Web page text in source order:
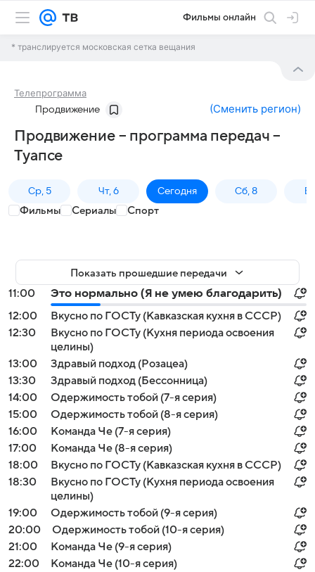
Фильмы онлайн
* транслируется московская сетка вещания
Телепрограмма
Продвижение (Сменить регион)
Продвижение – программа передач –
Туапсе
Ср, 5 Чт, 6 Сегодня Сб, 8
Фильмы Сериалы Спорт
Показать прошедшие передачи
11:00
Это нормально (Я не умею благодарить)
12:00
Вкусно по ГОСТу (Кавказская кухня в СССР)
12:30
Вкусно по ГОСТу (Кухня периода освоения
целины)
13:00
Здравый подход (Розацеа)
13:30
Здравый подход (Бессонница)
14:00
Одержимость тобой (7-я серия)
15:00
Одержимость тобой (8-я серия)
16:00
Команда Че (7-я серия)
17:00
Команда Че (8-я серия)
18:00
Вкусно по ГОСТу (Кавказская кухня в СССР)
18:30
Вкусно по ГОСТу (Кухня периода освоения
целины)
19:00
Одержимость тобой (9-я серия)
20:00
Одержимость тобой (10-я серия)
21:00
Команда Че (9-я серия)
22:00
Команда Че (10-я серия)